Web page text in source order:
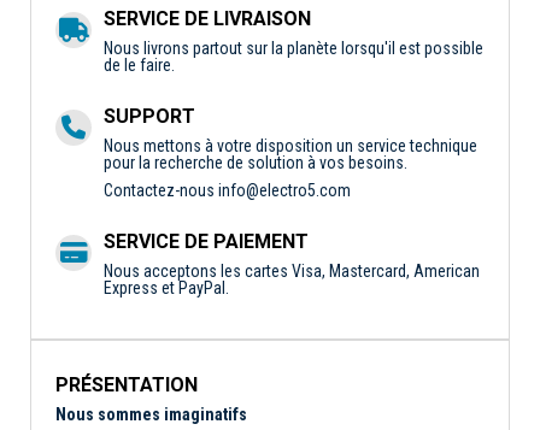
SERVICE DE LIVRAISON
Nous livrons partout sur la planète lorsqu'il est possible
de le faire.
SUPPORT
Nous mettons à votre disposition un service technique
pour la recherche de solution à vos besoins.
Contactez-nous info@electro5.com
SERVICE DE PAIEMENT
Nous acceptons les cartes Visa, Mastercard, American
Express et PayPal.
PRÉSENTATION
Nous sommes imaginatifs